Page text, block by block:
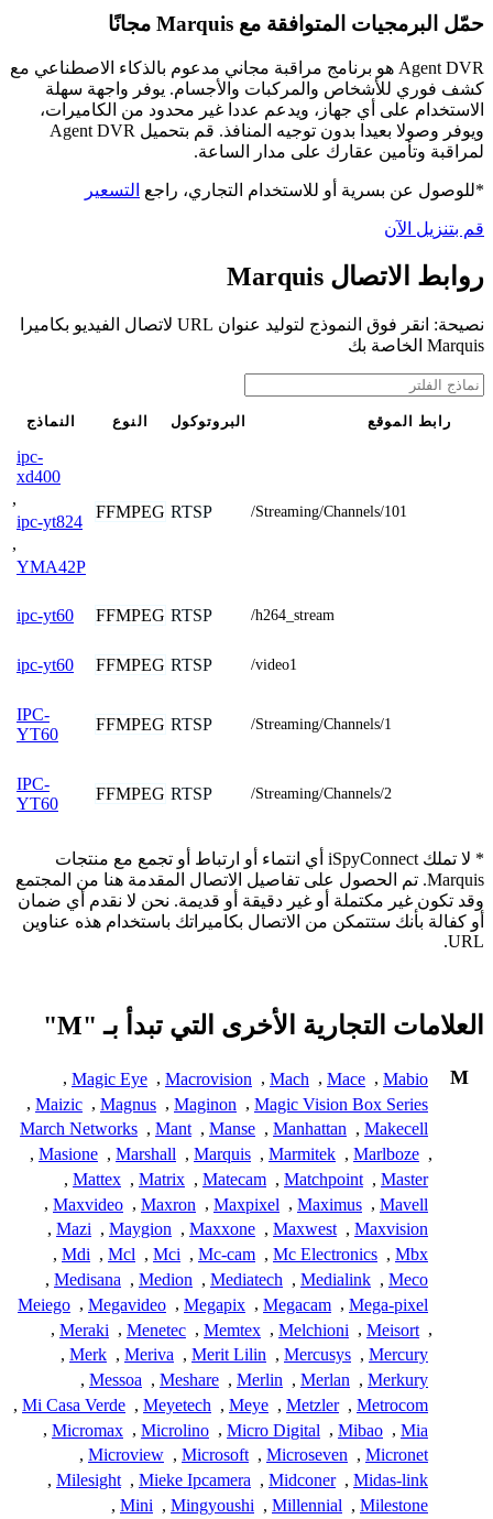
حمّل البرمجيات المتوافقة مع Marquis مجانًا
Agent DVR هو برنامج مراقبة مجاني مدعوم بالذكاء الاصطناعي مع
كشف فوري للأشخاص والمركبات والأجسام. يوفر واجهة سهلة
الاستخدام على أي جهاز، ويدعم عددا غير محدود من الكاميرات،
ويوفر وصولا بعيدا بدون توجيه المنافذ. قم بتحميل Agent DVR
لمراقبة وتأمين عقارك على مدار الساعة.
*للوصول عن بسرية أو للاستخدام التجاري، راجع التسعير
قم بتنزيل الآن
روابط الاتصال Marquis
نصيحة: انقر فوق النموذج لتوليد عنوان URL لاتصال الفيديو بكاميرا
Marquis الخاصة بك
النماذج النوع البروتوكول رابط الموقع
ipc-
xd400
,
ipc-yt824
,
YMA42P
FFMPEG RTSP /Streaming/Channels/101
ipc-yt60 FFMPEG RTSP /h264_stream
ipc-yt60 FFMPEG RTSP /video1
IPC-
YT60
FFMPEG RTSP /Streaming/Channels/1
IPC-
YT60
FFMPEG RTSP /Streaming/Channels/2
* لا تملك iSpyConnect أي انتماء أو ارتباط أو تجمع مع منتجات
Marquis. تم الحصول على تفاصيل الاتصال المقدمة هنا من المجتمع
وقد تكون غير مكتملة أو غير دقيقة أو قديمة. نحن لا نقدم أي ضمان
أو كفالة بأنك ستتمكن من الاتصال بكاميراتك باستخدام هذه عناوين
URL.
العلامات التجارية الأخرى التي تبدأ بـ "M"
M
Mabio
,
Mace
,
Mach
,
Macrovision
,
Magic Eye
,
Magic Vision Box Series
,
Maginon
,
Magnus
,
Maizic
,
Makecell
,
Manhattan
,
Manse
,
Mant
,
March Networks
,
Marlboze
,
Marmitek
,
Marquis
,
Marshall
,
Masione
,
Master
,
Matchpoint
,
Matecam
,
Matrix
,
Mattex
,
Mavell
,
Maximus
,
Maxpixel
,
Maxron
,
Maxvideo
,
Maxvision
,
Maxwest
,
Maxxone
,
Maygion
,
Mazi
,
Mbx
,
Mc Electronics
,
Mc-cam
,
Mci
,
Mcl
,
Mdi
,
Meco
,
Medialink
,
Mediatech
,
Medion
,
Medisana
,
Mega-pixel
,
Megacam
,
Megapix
,
Megavideo
,
Meiego
,
Meisort
,
Melchioni
,
Memtex
,
Menetec
,
Meraki
,
Mercury
,
Mercusys
,
Merit Lilin
,
Meriva
,
Merk
,
Merkury
,
Merlan
,
Merlin
,
Meshare
,
Messoa
,
Metrocom
,
Metzler
,
Meye
,
Meyetech
,
Mi Casa Verde
,
Mia
,
Mibao
,
Micro Digital
,
Microlino
,
Micromax
,
Micronet
,
Microseven
,
Microsoft
,
Microview
,
Midas-link
,
Midconer
,
Mieke Ipcamera
,
Milesight
,
Milestone
,
Millennial
,
Mingyoushi
,
Mini
,